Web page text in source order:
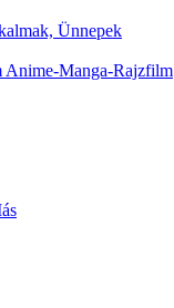
Ünnepek
Anime-Manga-Rajzfilm